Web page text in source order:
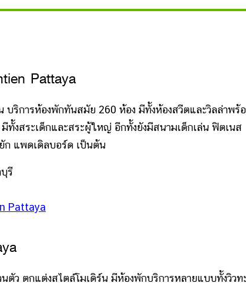
Pattaya
บริการห้องพักทันสมัย 260 ห้อง มีทั้งห้องสวีตและวิลล่าพร้
มีทั้งสระเด็กและสระผู้ใหญ่ อีกทั้งยังมีสนามเด็กเล่น ฟิตเนส
ยัก แพดเดิลบอร์ด เป็นต้น
รี
Pattaya
ตัว ตกแต่งสไตล์โมเดิร์น มีห้องพักบริการหลายแบบทั้งวิวท